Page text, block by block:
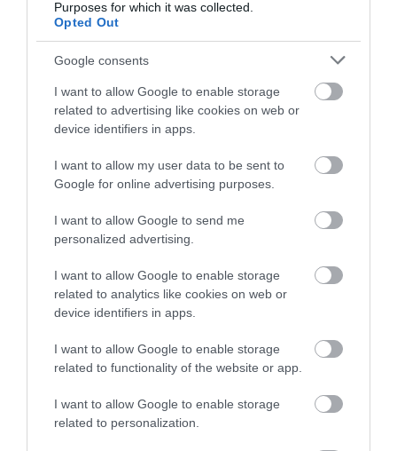
Purposes for which it was collected.
Opted Out
Google consents
I want to allow Google to enable storage
related to advertising like cookies on web or
device identifiers in apps.
I want to allow my user data to be sent to
Google for online advertising purposes.
I want to allow Google to send me
personalized advertising.
I want to allow Google to enable storage
related to analytics like cookies on web or
device identifiers in apps.
I want to allow Google to enable storage
related to functionality of the website or app.
I want to allow Google to enable storage
related to personalization.